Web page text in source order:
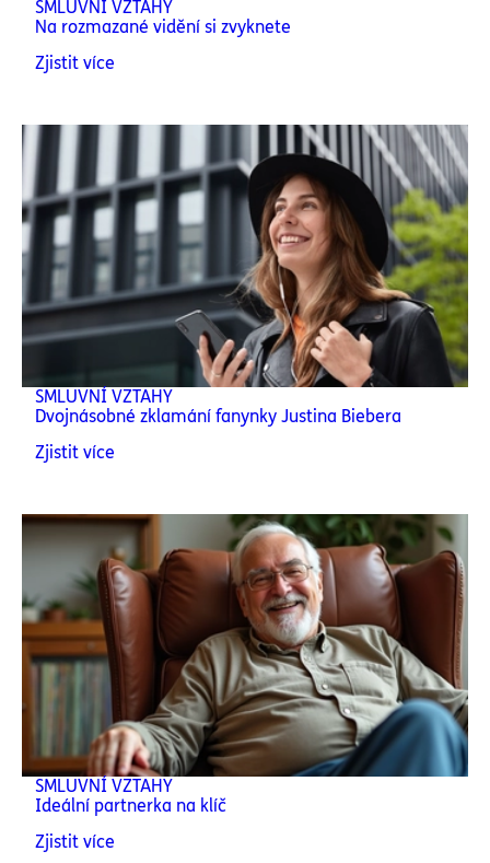
SMLUVNÍ VZTAHY
Na rozmazané vidění si zvyknete
Zjistit více
SMLUVNÍ VZTAHY
Dvojnásobné zklamání fanynky Justina Biebera
Zjistit více
SMLUVNÍ VZTAHY
Ideální partnerka na klíč
Zjistit více